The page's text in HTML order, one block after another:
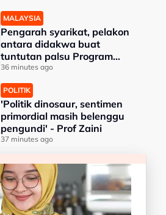
MALAYSIA
Pengarah syarikat, pelakon
antara didakwa buat
tuntutan palsu Program
Daya Kerjaya Perkeso
36 minutes ago
POLITIK
'Politik dinosaur, sentimen
primordial masih belenggu
pengundi' - Prof Zaini
37 minutes ago